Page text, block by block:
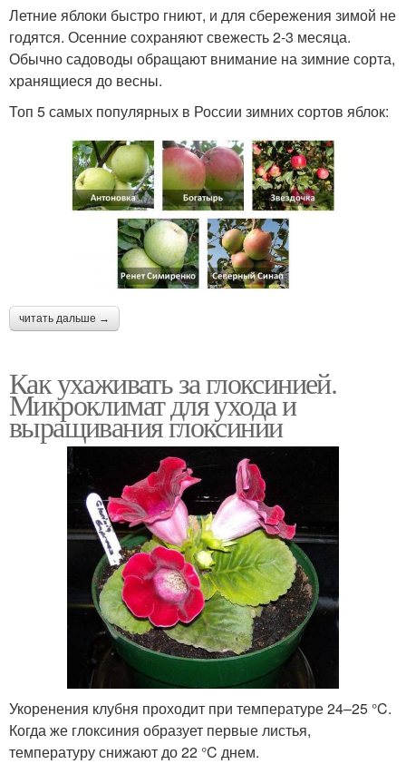
Летние яблоки быстро гниют, и для сбережения зимой не
годятся. Осенние сохраняют свежесть 2-3 месяца.
Обычно садоводы обращают внимание на зимние сорта,
хранящиеся до весны.
Топ 5 самых популярных в России зимних сортов яблок:
читать дальше →
Как ухаживать за глоксинией.
Микроклимат для ухода и
выращивания глоксинии
Укоренения клубня проходит при температуре 24–25 °C.
Когда же глоксиния образует первые листья,
температуру снижают до 22 °C днем.